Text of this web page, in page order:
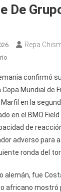
De
Repa
En
Derrota
A
Costa
De
Marfil
2-
El
Mundial
confirmó
Mundial de
en la
en el BMO
de
adverso para
ronda del
alemán, fue
africano mostró